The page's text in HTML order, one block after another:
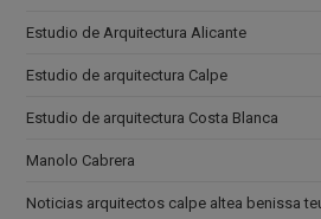
Estudio de Arquitectura Alicante
Estudio de arquitectura Calpe
Estudio de arquitectura Costa Blanca
Manolo Cabrera
Noticias arquitectos calpe altea benissa